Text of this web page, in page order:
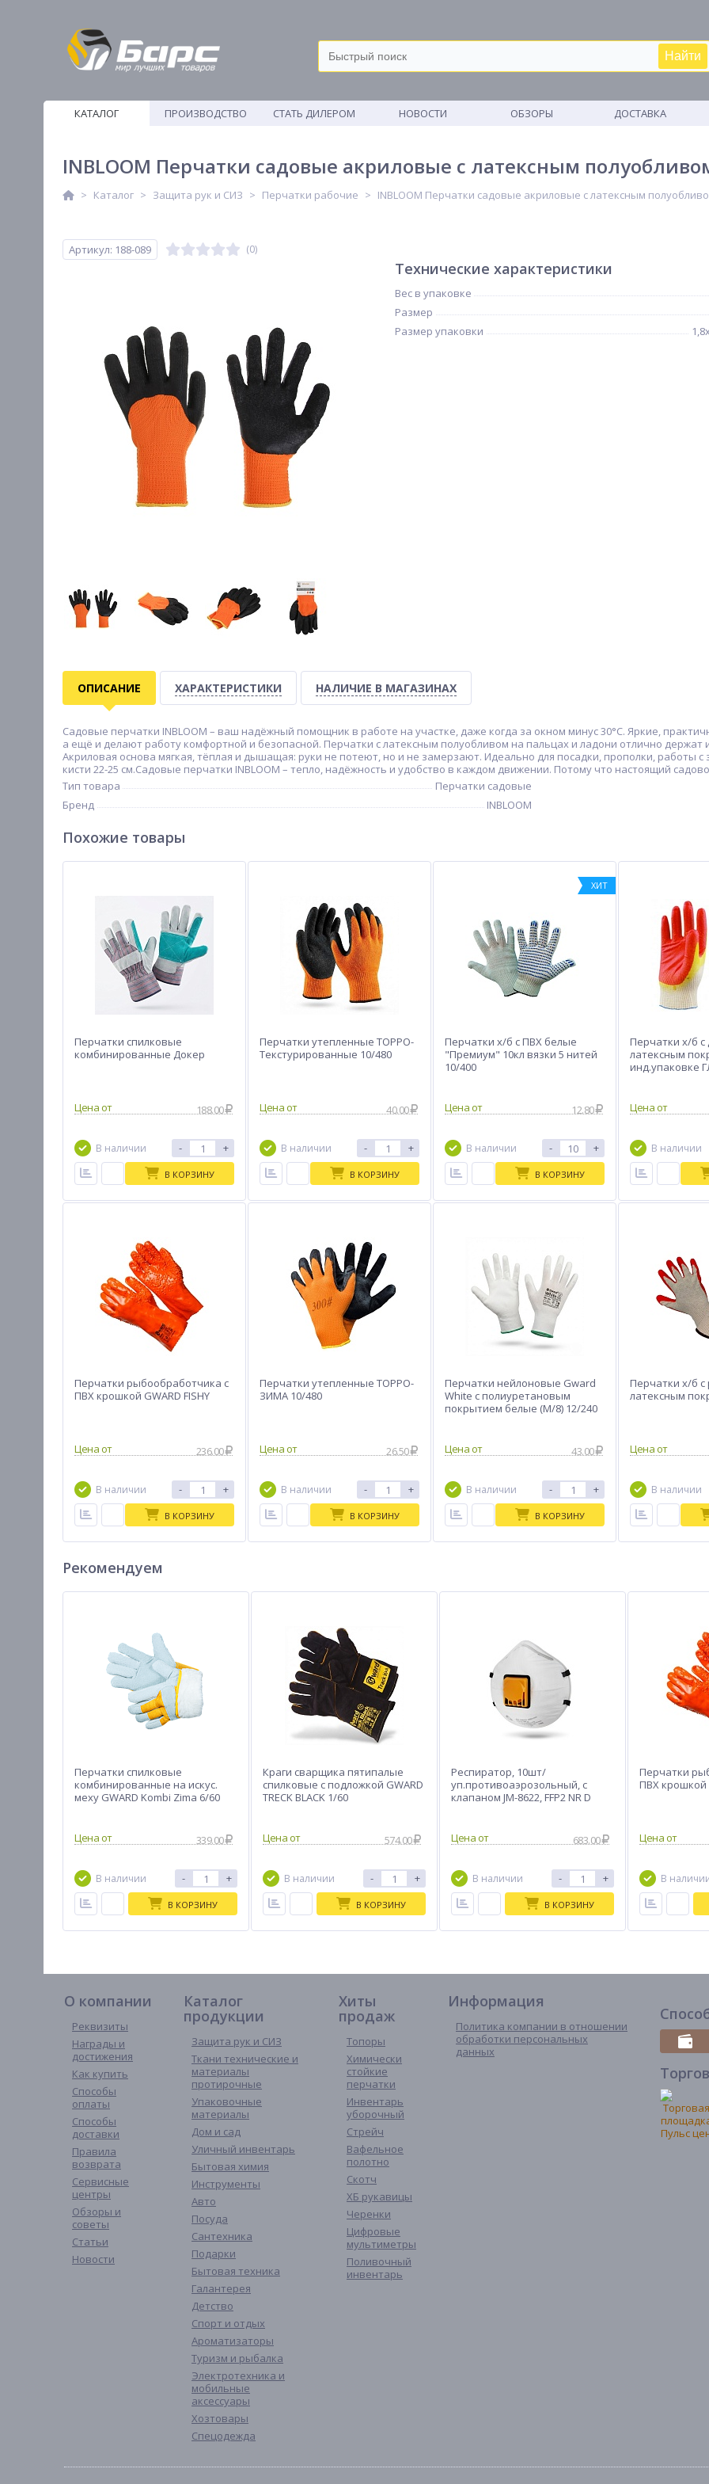
Найти
КАТАЛОГ
ПРОИЗВОДСТВО
СТАТЬ ДИЛЕРОМ НОВОСТИ ОБЗОРЫ ДОСТАВКА
INBLOOM Перчатки садовые акриловые с латексным
Каталог Защита рук и СИЗ Перчатки рабочие INBLOOM Перчатки садовые акриловые с латексным
Артикул: 188-089 (0)
Технические характеристики
Вес в упаковке
Размер
Размер упаковки
ОПИСАНИЕ ХАРАКТЕРИСТИКИ НАЛИЧИЕ В МАГАЗИНАХ
Садовые перчатки INBLOOM – ваш надёжный помощник в работе на участке, даже когда за окном минус 30°C. Яркие,
а ещё и делают работу комфортной и безопасной. Перчатки с латексным полуобливом на пальцах и ладони отлично держат
Акриловая основа мягкая, тёплая и дышащая: руки не потеют, но и не замерзают. Идеально для посадки, прополки, работы с
кисти 22-25 см.Садовые перчатки INBLOOM – тепло, надёжность и удобство в каждом движении. Потому что настоящий
Тип товара
Перчатки садовые
Бренд
INBLOOM
Похожие товары
Перчатки спилковые
комбинированные Докер
Цена от 188.00
В наличии - +
В КОРЗИНУ
Перчатки утепленные ТОРРО-
Текстурированные 10/480
Цена от 40.00
В наличии - +
В КОРЗИНУ
ХИТ
Перчатки х/б с ПВХ белые
"Премиум" 10кл вязки 5 нитей
10/400
Цена от 12.80
В наличии - +
В КОРЗИНУ
Перчатки х/б
латексным
инд.упаковке
Цена от
В наличии
Перчатки рыбообработчика с
ПВХ крошкой GWARD FISHY
Цена от 236.00
В наличии - +
В КОРЗИНУ
Перчатки утепленные ТОРРО-
ЗИМА 10/480
Цена от 26.50
В наличии - +
В КОРЗИНУ
Перчатки нейлоновые Gward
White с полиуретановым
покрытием белые (M/8) 12/240
Цена от 43.00
В наличии - +
В КОРЗИНУ
Перчатки х/б
латексным
Цена от
В наличии
Рекомендуем
Перчатки спилковые
комбинированные на искус.
меху GWARD Kombi Zima 6/60
339.00
В наличии - +
В КОРЗИНУ
Краги сварщика пятипалые
спилковые с подложкой GWARD
TRECK BLACK 1/60
574.00
В наличии - +
В КОРЗИНУ
Респиратор, 10шт/
уп.противоаэрозольный, с
клапаном JM-8622, FFP2 NR D
683.00
В наличии - +
В КОРЗИНУ
Перчатки
ПВХ крошкой
В
О компании
Реквизиты
Награды и
достижения
Как купить
Способы
оплаты
Способы
доставки
Правила
возврата
Сервисные
центры
Обзоры и
советы
Статьи
Новости
Каталог
продукции
Защита рук и СИЗ
Ткани технические и
материалы
протирочные
Упаковочные
материалы
Дом и сад
Уличный инвентарь
Бытовая химия
Инструменты
Авто
Посуда
Сантехника
Подарки
Бытовая техника
Галантерея
Детство
Спорт и отдых
Ароматизаторы
Туризм и рыбалка
Электротехника и
мобильные
аксессуары
Хозтовары
Спецодежда
Хиты
продаж
Топоры
Химически
стойкие
перчатки
Инвентарь
уборочный
Стрейч
Вафельное
полотно
Скотч
ХБ рукавицы
Черенки
Цифровые
мультиметры
Поливочный
инвентарь
Информация
Политика компании в отношении
обработки персональных
данных